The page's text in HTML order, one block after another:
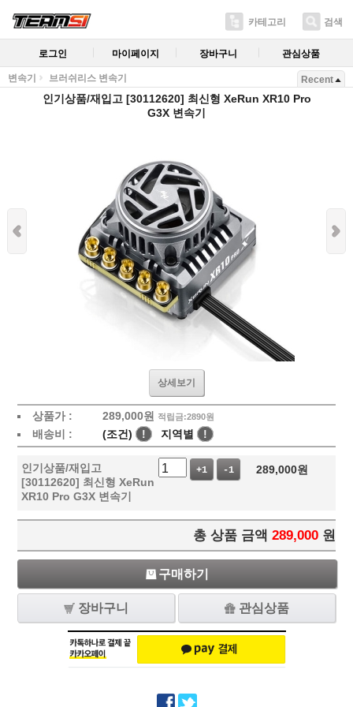
카테고리 검색
로그인 마이페이지 장바구니 관심상품
변속기 브러쉬리스 변속기 Recent
인기상품/재입고 [30112620] 최신형 XeRun XR10 Pro
G3X 변속기
상세보기
상품가 : 289,000원 적립금:2890원
배송비 : (조건) ! 지역별 !
인기상품/재입고
[30112620] 최신형 XeRun
XR10 Pro G3X 변속기
+1 -1 289,000원
총 상품 금액 289,000 원
구매하기
장바구니 관심상품